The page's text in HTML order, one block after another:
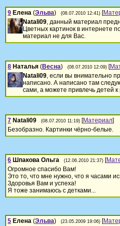
9 Елена (Эльва) (08.07.2010 12:41) [
Natali09 , данный материал
Цветных картинок в интернете
материал не для Вас.
8 Наталья (Весна) (08.07.2010 12:09) [
Natali09 , если вы внимательно
написано. А написано там
сами, а можете привлечь детей
7 Natali09 (08.07.2010 11:19) [Материал]
Безобразно. Картинки чёрно-белые.
6 Шпакова Ольга (12.06.2010 21:37) [
Огромное спасибо Вам!
Это то, что мне нужно, что я часами
Здоровья Вам и успеха!
Я тоже занимаюсь с детками...
5 Елена (Эльва) (23.05.2009 19:06) [